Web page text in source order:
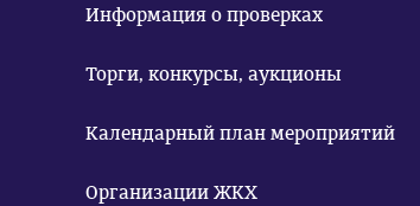
Информация о проверках
Торги, конкурсы, аукционы
Календарный план мероприятий
Организации ЖКХ